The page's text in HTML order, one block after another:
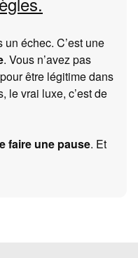
un échec. C’est une
. Vous n’avez pas
être légitime dans
le vrai luxe, c’est de
faire une pause. Et